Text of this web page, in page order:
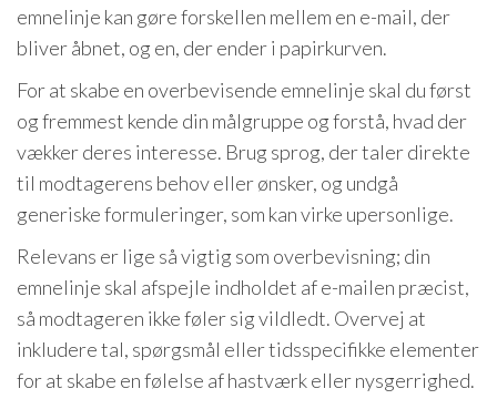
emnelinje kan gøre forskellen mellem en e-mail, der
bliver åbnet, og en, der ender i papirkurven.
For at skabe en overbevisende emnelinje skal du først
og fremmest kende din målgruppe og forstå, hvad der
vækker deres interesse. Brug sprog, der taler direkte
til modtagerens behov eller ønsker, og undgå
generiske formuleringer, som kan virke upersonlige.
Relevans er lige så vigtig som overbevisning; din
emnelinje skal afspejle indholdet af e-mailen præcist,
så modtageren ikke føler sig vildledt. Overvej at
inkludere tal, spørgsmål eller tidsspecifikke elementer
for at skabe en følelse af hastværk eller nysgerrighed.